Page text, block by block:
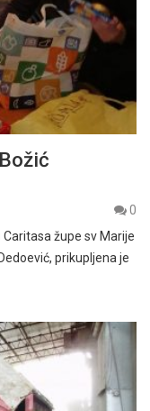
0
župe sv Marije
prikupljena je